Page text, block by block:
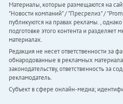
Материалы, которые размещаются на
"Новости компаний" / "Пресрелиз" /
публикуются на правах рекламы. , однако
подготовке этого контента и разделяет
материалах.
Редакция не несет ответственности за
обнародованные в рекламных
законодательству, ответственность за
рекламодатель.
Субъект в сфере онлайн-медиа;